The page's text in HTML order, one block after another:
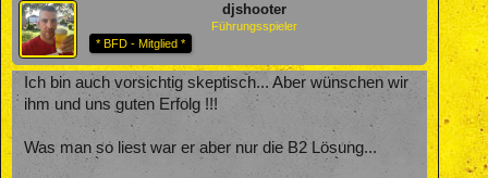
djshooter
Führungsspieler
* BFD - Mitglied *
Ich bin auch vorsichtig skeptisch... Aber wünschen wir
ihm und uns guten Erfolg !!!
Was man so liest war er aber nur die B2 Lösung...